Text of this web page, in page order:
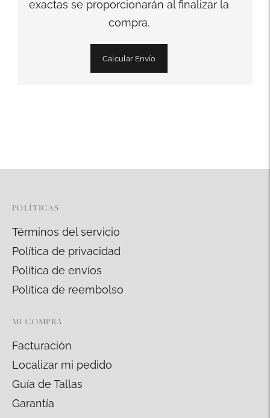
exactas se proporcionarán al finalizar la
compra.
Calcular Envío
POLÍTICAS
Términos del servicio
Política de privacidad
Política de envíos
Política de reembolso
MI COMPRA
Facturación
Localizar mi pedido
Guía de Tallas
Garantía